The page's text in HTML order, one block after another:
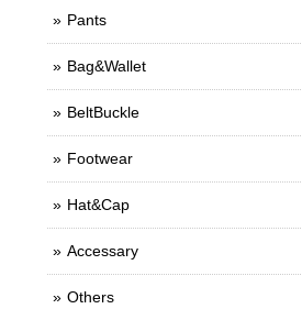
Pants
Bag&Wallet
BeltBuckle
Footwear
Hat&Cap
Accessary
Others